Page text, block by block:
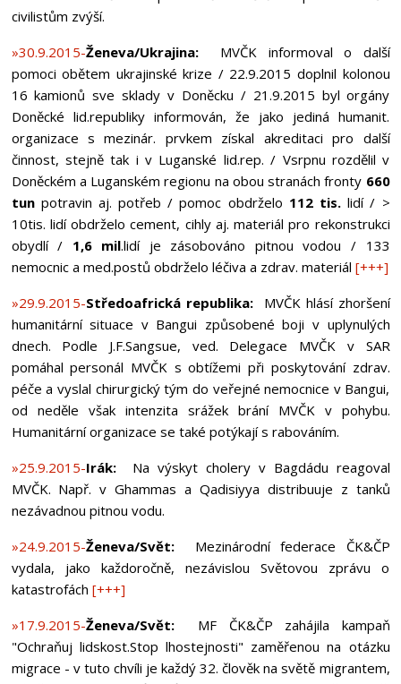
civilistům zvýší.
»30.9.2015-Ženeva/Ukrajina:
MVČK informoval o další
pomoci obětem ukrajinské krize / 22.9.2015 doplnil kolonou
16 kamionů sve sklady v Doněcku / 21.9.2015 byl orgány
Doněcké lid.republiky informován, že jako jediná humanit.
organizace s mezinár. prvkem získal akreditaci pro další
činnost, stejně tak i v Luganské lid.rep. / Vsrpnu rozdělil v
Doněckém a Luganském regionu na obou stranách fronty 660
tunpotravin aj. potřeb / pomoc obdrželo 112 tis.lidí / >
10tis. lidí obdrželo cement, cihly aj. materiál pro rekonstrukci
obydlí / 1,6 mil.lidí je zásobováno pitnou vodou / 133
nemocnic a med.postů obdrželo léčiva a zdrav. materiál [+++]
»29.9.2015-Středoafrická republika:
MVČK hlásí zhoršení
humanitární situace v Bangui způsobené boji v uplynulých
dnech. Podle J.F.Sangsue, ved. Delegace MVČK v SAR
pomáhal personál MVČK s obtížemi při poskytování zdrav.
péče a vyslal chirurgický tým do veřejné nemocnice v Bangui,
od neděle však intenzita srážek brání MVČK v pohybu.
Humanitární organizace se také potýkají s rabováním.
»25.9.2015-Irák:
Na výskyt cholery v Bagdádu reagoval
MVČK. Např. v Ghammas a Qadisiyya distribuuje z tanků
nezávadnou pitnou vodu.
»24.9.2015-Ženeva/Svět:
Mezinárodní federace ČK&ČP
vydala, jako každoročně, nezávislou Světovou zprávu o
katastrofách [+++]
»17.9.2015-Ženeva/Svět:
MF ČK&ČP zahájila kampaň
"Ochraňuj lidskost.Stop lhostejnosti" zaměřenou na otázku
migrace - v tuto chvíli je každý 32. člověk na světě migrantem,